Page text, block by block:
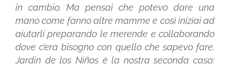
in cambio. Ma pensai che potevo dare una
mano come fanno altre mamme e così iniziai ad
aiutarli preparando le merende e collaborando
dove c’era bisogno con quello che sapevo fare.
Jardin de los Niños è la nostra seconda casa: